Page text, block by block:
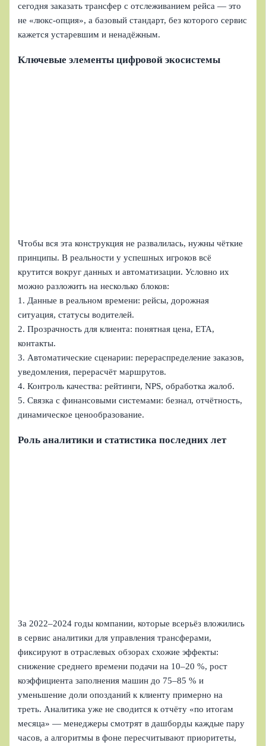
сегодня заказать трансфер с отслеживанием рейса — это
не «люкс‑опция», а базовый стандарт, без которого сервис
кажется устаревшим и ненадёжным.
Ключевые элементы цифровой экосистемы
Чтобы вся эта конструкция не развалилась, нужны чёткие
принципы. В реальности у успешных игроков всё
крутится вокруг данных и автоматизации. Условно их
можно разложить на несколько блоков:
1. Данные в реальном времени: рейсы, дорожная
ситуация, статусы водителей.
2. Прозрачность для клиента: понятная цена, ETA,
контакты.
3. Автоматические сценарии: перераспределение заказов,
уведомления, перерасчёт маршрутов.
4. Контроль качества: рейтинги, NPS, обработка жалоб.
5. Связка с финансовыми системами: безнал, отчётность,
динамическое ценообразование.
Роль аналитики и статистика последних лет
За 2022–2024 годы компании, которые всерьёз вложились
в сервис аналитики для управления трансферами,
фиксируют в отраслевых обзорах схожие эффекты:
снижение среднего времени подачи на 10–20 %, рост
коэффициента заполнения машин до 75–85 % и
уменьшение доли опозданий к клиенту примерно на
треть. Аналитика уже не сводится к отчёту «по итогам
месяца» — менеджеры смотрят в дашборды каждые пару
часов, а алгоритмы в фоне пересчитывают приоритеты,